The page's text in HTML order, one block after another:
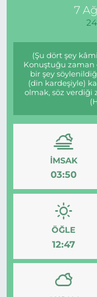
7
(Şu dört şey
Konuştuğu zaman
bir şey
(din kardeşiyle)
olmak, söz verdiği
İMSAK
03:50
ÖĞLE
12:47